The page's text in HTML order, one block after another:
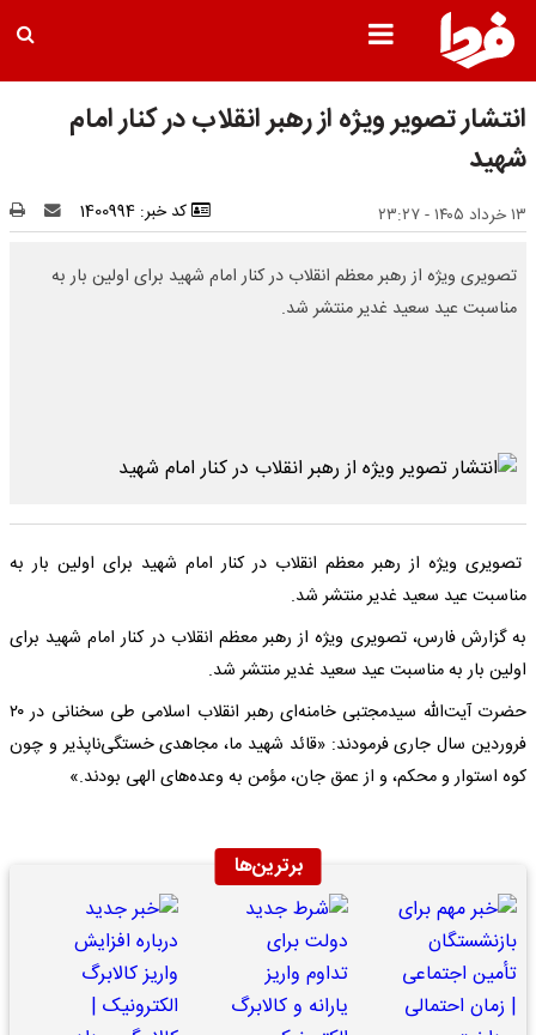
انتشار تصویر ویژه از رهبر انقلاب در کنار امام
شهید
۱۳ خرداد ۱۴۰۵ - ۲۳:۲۷ کد خبر: 1400994
تصویری ویژه از رهبر معظم انقلاب در کنار امام شهید برای اولین بار به
مناسبت عید سعید غدیر منتشر شد.
تصویری ویژه از رهبر معظم انقلاب در کنار امام شهید برای اولین بار به
مناسبت عید سعید غدیر منتشر شد.
به گزارش فارس، تصویری ویژه از رهبر معظم انقلاب در کنار امام شهید برای
اولین بار به مناسبت عید سعید غدیر منتشر شد.
حضرت آیت‌الله سیدمجتبی خامنه‌ای رهبر انقلاب اسلامی طی سخنانی در ۲۰
فروردین سال جاری فرمودند: «قائد شهید ما، مجاهدی خستگی‌ناپذیر و چون
کوه استوار و محکم، و از عمق جان، مؤمن به وعده‌های الهی بودند.»
برترین‌ها